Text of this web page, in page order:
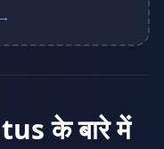
के बारे में